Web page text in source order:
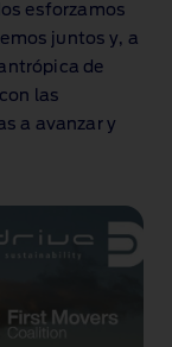
esforzamos
juntos y, a
de
las
a avanzar y